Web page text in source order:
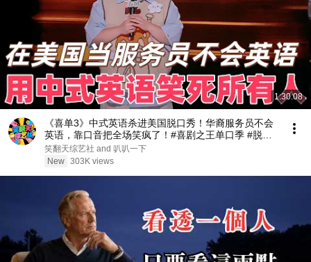
1:30:08
《喜单3》中式英语杀进美国脱口秀！华裔服务员不会
英语，靠口音把全场笑疯了！#喜剧之王单口季 #脱口
秀 #搞笑 #喜剧 #funny #综艺
笑翻天综艺社 and 叭叭一下
New 303K views